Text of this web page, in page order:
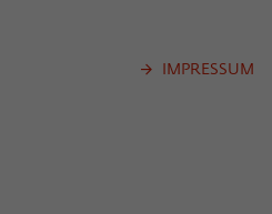
IMPRESSUM